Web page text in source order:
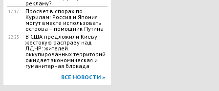
рекламу?
17:17
Просвет в спорах по
Курилам: Россия и Япония
могут вместе использовать
острова – помощник Путина
22:25
​В США предложили Киеву
жестокую расправу над
ЛДНР: жителей
оккупированных территорий
ожидает экономическая и
гуманитарная блокада
ВСЕ НОВОСТИ »